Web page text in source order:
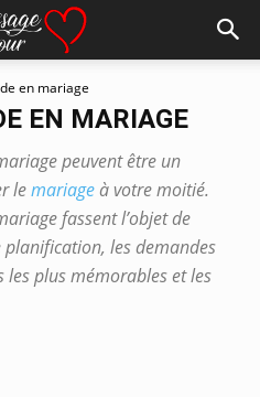
en mariage
EN MARIAGE
peuvent être un
lemariageà votre moitié.
fassent l’objet de
les demandes
plus mémorables et les